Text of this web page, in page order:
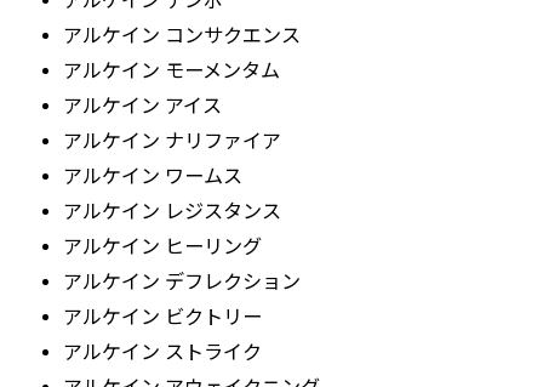
アルケイン コンサクエンス
アルケイン モーメンタム
アルケイン アイス
アルケイン ナリファイア
アルケイン ワームス
アルケイン レジスタンス
アルケイン ヒーリング
アルケイン デフレクション
アルケイン ビクトリー
アルケイン ストライク